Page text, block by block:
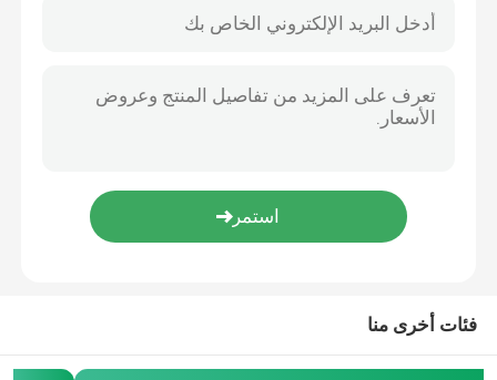
بنادق فوق وتحت
بنادق طلقة واحدة
ذخيرة البندقية
البصريات بندقية
فئات أخرى منا